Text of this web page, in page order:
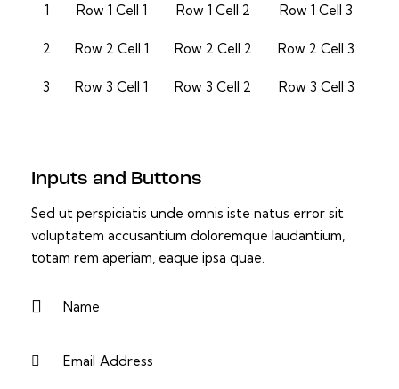
1 Row 1 Cell 1 Row 1 Cell 2 Row 1 Cell 3
2 Row 2 Cell 1 Row 2 Cell 2 Row 2 Cell 3
3 Row 3 Cell 1 Row 3 Cell 2 Row 3 Cell 3
Inputs and Buttons
Sed ut perspiciatis unde omnis iste natus error sit
voluptatem accusantium doloremque laudantium,
totam rem aperiam, eaque ipsa quae.